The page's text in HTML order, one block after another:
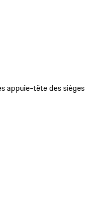
appuie-tête des sièges